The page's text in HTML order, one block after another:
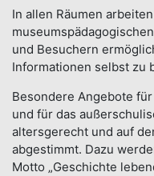
In allen Räumen
und Besuchern
Informationen selbst zu
Besondere Angebote
und für das
altersgerecht und auf
abgestimmt. Dazu
Motto „Geschichte